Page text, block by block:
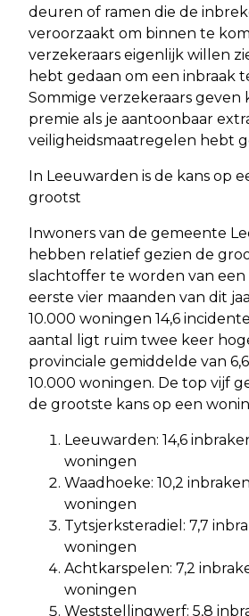
deuren of ramen die de
veroorzaakt om binnen te
verzekeraars eigenlijk willen
hebt gedaan om een inbraak
Sommige verzekeraars geven
premie als je aantoonbaar
veiligheidsmaatregelen hebt
In Leeuwarden is de kans op
grootst
Inwoners van de gemeente
hebben relatief gezien de
slachtoffer te worden van een
eerste vier maanden van dit
10.000 woningen 14,6
aantal ligt ruim twee keer
provinciale gemiddelde van
10.000 woningen. De top vijf
de grootste kans op een
Leeuwarden: 14,6
woningen
Waadhoeke: 10,2
woningen
Tytsjerksteradiel: 7,7
woningen
Achtkarspelen: 7,2
woningen
Weststellingwerf: 5,8